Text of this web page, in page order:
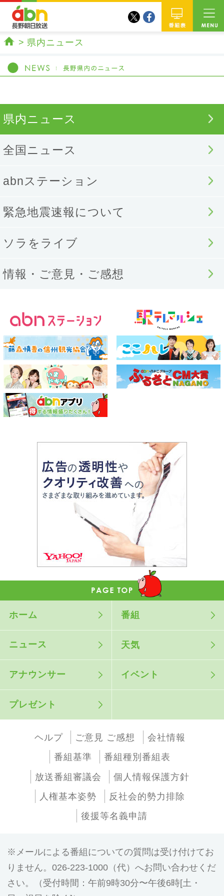
twitterfacebook
県内ニュース
県内ニュース
全国ニュース
abnステーション
緊急地震速報について
ソラをライブ
情報・ご意見・ご感想
ホーム 番組
ニュース 天気
アナウンサー イベント
プレゼント
ヘルプ ご意見 ご感想
会社情報
番組基準
番組種別番組表
放送番組審議会
個人情報保護方針
人権基本姿勢
反社会的勢力排除
後援等名義申請
メールによる番組についての質問は受け付けてお
りません。026-223-1000（代）へお問い合わせくだ
さい。（受付時間：午前9時30分〜午後6時[土・